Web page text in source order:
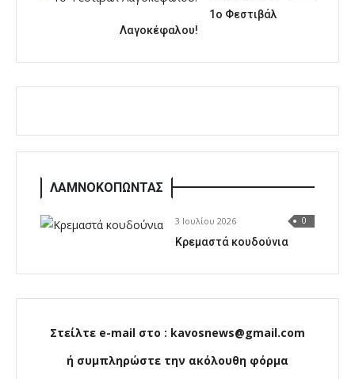
1o Φεστιβάλ
Λαγοκέφαλου!
ΛΑΜΝΟΚΟΠΩΝΤΑΣ
3 Ιουλίου 2026 0
Κρεμαστά κουδούνια
Στείλτε e-mail στο : kavosnews@gmail.com
ή συμπληρώστε την ακόλουθη φόρμα